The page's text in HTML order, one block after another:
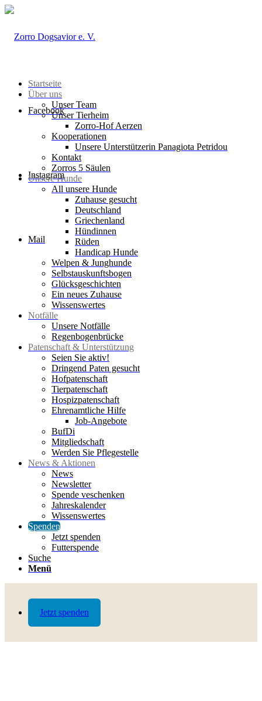
Jetzt spenden
Facebook
Instagram
Mail
Startseite
Über uns
Unser Team
Unser Tierheim
Zorro-Hof Aerzen
Kooperationen
Unsere Unterstützerin Panagiota Petridou
Kontakt
Zorros 5 Säulen
Unsere Hunde
All unsere Hunde
Zuhause gesucht
Deutschland
Griechenland
Hündinnen
Rüden
Handicap Hunde
Welpen & Junghunde
Selbstauskunftsbogen
Glücksgeschichten
Ein neues Zuhause
Wissenswertes
Notfälle
Unsere Notfälle
Regenbogenbrücke
Patenschaft & Unterstützung
Seien Sie aktiv!
Dringend Paten gesucht
Hofpatenschaft
Tierpatenschaft
Hospizpatenschaft
Ehrenamtliche Hilfe
Job-Angebote
BufDi
Mitgliedschaft
Werden Sie Pflegestelle
News & Aktionen
News
Newsletter
Spende veschenken
Jahreskalender
Wissenswertes
Spenden
Jetzt spenden
Futterspende
Suche
Menü